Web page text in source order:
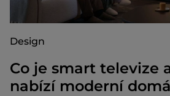
Design
Co je smart televize
nabízí moderní